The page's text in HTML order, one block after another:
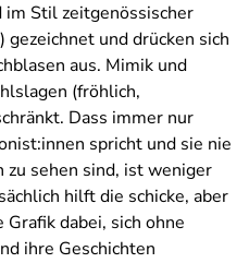
im Stil zeitgenössischer
gezeichnet und drücken sich
aus. Mimik und
(fröhlich,
Dass immer nur
spricht und sie nie
zu sehen sind, ist weniger
hilft die schicke, aber
dabei, sich ohne
ihre Geschichten